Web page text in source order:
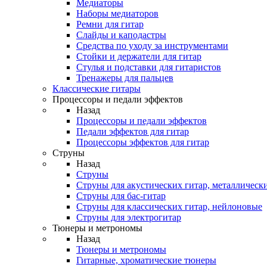
Медиаторы
Наборы медиаторов
Ремни для гитар
Слайды и каподастры
Средства по уходу за инструментами
Стойки и держатели для гитар
Стулья и подставки для гитаристов
Тренажеры для пальцев
Классические гитары
Процессоры и педали эффектов
Назад
Процессоры и педали эффектов
Педали эффектов для гитар
Процессоры эффектов для гитар
Струны
Назад
Струны
Струны для акустических гитар,
Струны для бас-гитар
Струны для классических гитар, нейлоновые
Струны для электрогитар
Тюнеры и метрономы
Назад
Тюнеры и метрономы
Гитарные, хроматические тюнеры